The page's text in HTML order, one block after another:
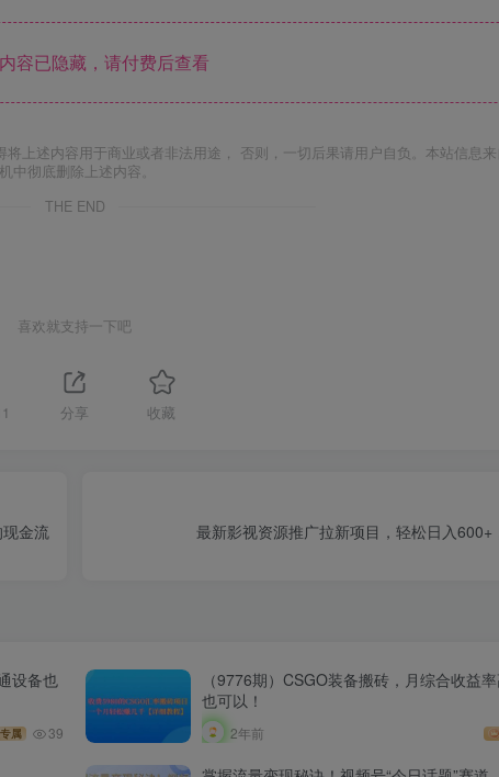
容已隐藏，请付费后查看
上述内容用于商业或者非法用途， 否则，一切后果请用户自负。本站信息
彻底删除上述内容。
THE END
喜欢就支持一下吧
分享 收藏
金流
最新影视资源推广拉新项目，轻松日入600+
设备也
属 39
（9776期）CSGO装备搬砖，月综合收益
也可以！
2年前